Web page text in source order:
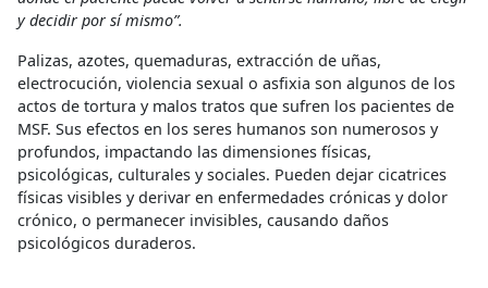
y decidir por sí mismo”.
Palizas, azotes, quemaduras, extracción de uñas,
electrocución, violencia sexual o asfixia son algunos de los
actos de tortura y malos tratos que sufren los pacientes de
MSF. Sus efectos en los seres humanos son numerosos y
profundos, impactando las dimensiones físicas,
psicológicas, culturales y sociales. Pueden dejar cicatrices
físicas visibles y derivar en enfermedades crónicas y dolor
crónico, o permanecer invisibles, causando daños
psicológicos duraderos.